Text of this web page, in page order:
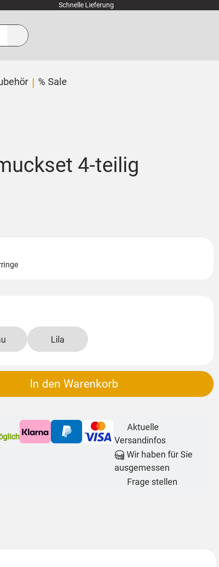
Schnelle Lieferung
% Sale
4-teilig
Lila
In den Warenkorb
Aktuelle
Versandinfos
Wir haben für Sie
ausgemessen
Frage stellen